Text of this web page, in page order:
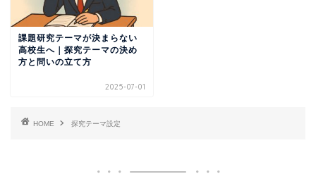
課題研究テーマが決まらない
高校生へ｜探究テーマの決め
方と問いの立て方
2025-07-01
HOME 探究テーマ設定